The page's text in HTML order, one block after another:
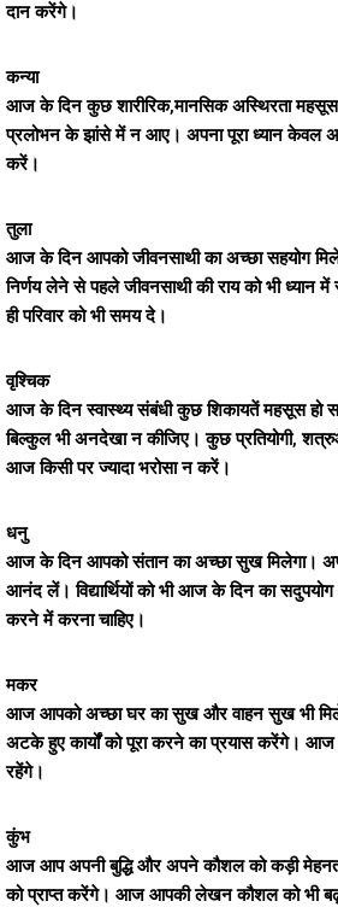
दान करेंगे।
कन्या
आज के दिन कुछ शारीरिक,मानसिक अस्थिरता महसूस
प्रलोभन के झांसे में न आए। अपना पूरा ध्यान केवल
करें।
तुला
आज के दिन आपको जीवनसाथी का अच्छा सहयोग
निर्णय लेने से पहले जीवनसाथी की राय को भी
ही परिवार को भी समय दे।
वृश्चिक
आज के दिन स्वास्थ्य संबंधी कुछ शिकायतें महसूस हो
बिल्कुल भी अनदेखा न कीजिए। कुछ प्रतियोगी,
आज किसी पर ज्यादा भरोसा न करें।
धनु
आज के दिन आपको संतान का अच्छा सुख मिलेगा।
आनंद लें। विद्यार्थियों को भी आज के दिन का सदुपयोग
करने में करना चाहिए।
मकर
आज आपको अच्छा घर का सुख और वाहन सुख भी
अटके हुए कार्यों को पूरा करने का प्रयास करेंगे।
रहेंगे।
कुंभ
आज आप अपनी बुद्धि और अपने कौशल को कड़ी
को प्राप्त करेंगे। आज आपकी लेखन कौशल को भी